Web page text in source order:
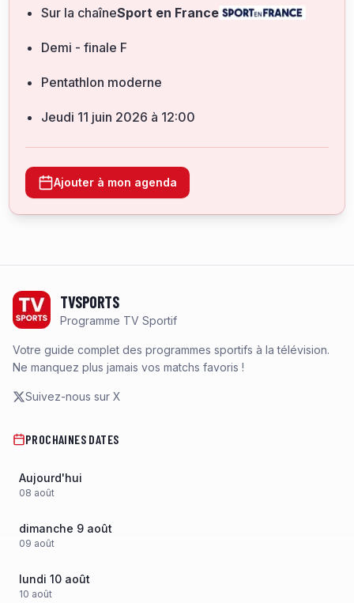
Sur la chaîneSport en France
Demi - finale F
Pentathlon moderne
jeudi 11 juin 2026 à 12:00
Ajouter à mon agenda
TVSPORTS
Programme TV Sportif
Votre guide complet des programmes sportifs à la télévision.
Ne manquez plus jamais vos matchs favoris !
Suivez-nous sur X
PROCHAINES DATES
Aujourd'hui
08 août
dimanche 9 août
09 août
lundi 10 août
10 août